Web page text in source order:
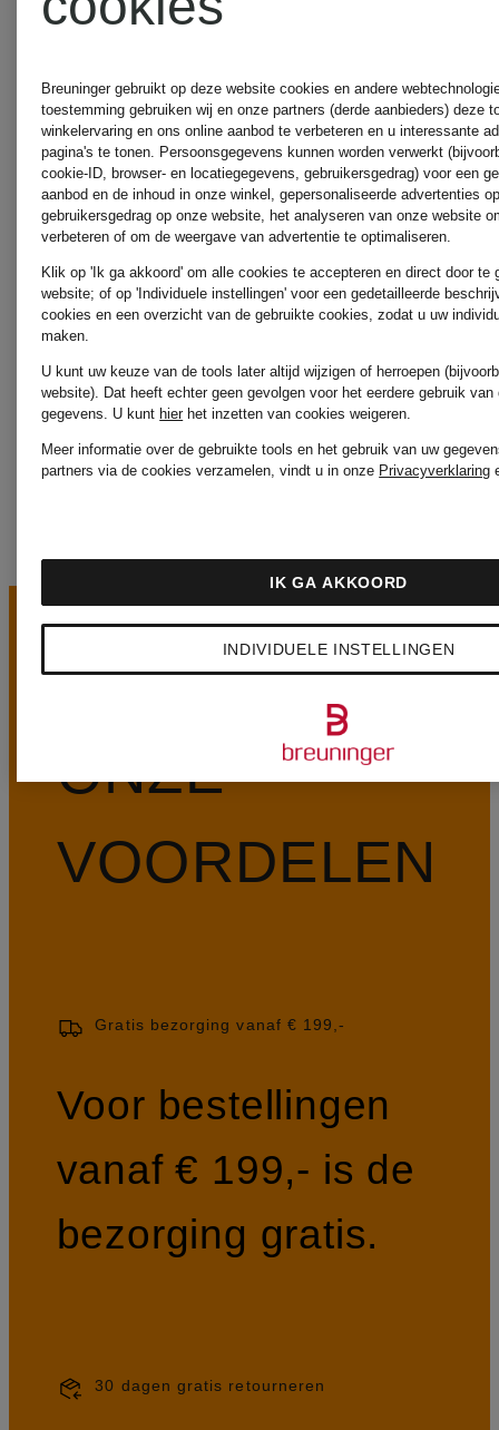
CAIN
MILANO
ITALY
MORE
&
MORE
ONZE
VOORDELEN
Gratis bezorging vanaf € 199,-
Voor bestellingen
vanaf € 199,- is de
bezorging gratis.
30 dagen gratis retourneren
Breuninger gebruikt op deze website cookies en andere
toestemming gebruiken wij en onze partners (derde aanbieders) deze
winkelervaring en ons online aanbod te verbeteren en u interessante
pagina's te tonen. Persoonsgegevens kunnen worden verwerkt
cookie-ID, browser- en locatiegegevens, gebruikersgedrag) voor een
aanbod en de inhoud in onze winkel, gepersonaliseerde advertenties
gebruikersgedrag op onze website, het analyseren van onze website
verbeteren of om de weergave van advertentie te optimaliseren.
Klik op 'Ik ga akkoord' om alle cookies te accepteren en direct door te
website; of op 'Individuele instellingen' voor een gedetailleerde
cookies en een overzicht van de gebruikte cookies, zodat u uw
maken.
U kunt uw keuze van de tools later altijd wijzigen of herroepen
website). Dat heeft echter geen gevolgen voor het eerdere gebruik van
gegevens. U kunt hierhet inzetten van cookies weigeren.
Meer informatie over de gebruikte tools en het gebruik van uw
partners via de cookies verzamelen, vindt u in onze Privacyverklaring
INDIVIDUELE INSTELLINGEN
IK GA AKKOORD